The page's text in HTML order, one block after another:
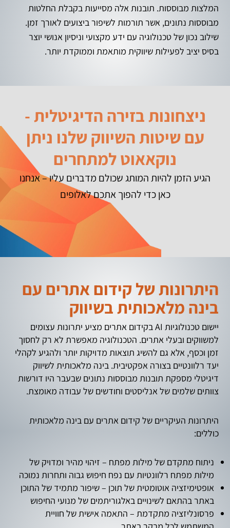
המלצות מבוססות. תובנות אלה מסייעות בקבלת החלטות
מבוססות נתונים, אשר תורמות לשיפור ביצועים לאורך זמן.
שילוב נכון של טכנולוגיה עם ידע מקצועי וניסיון אנושי יוצר
בסיס יציב לפעילות שיווקית מותאמת וממוקדת יותר.
ניצחונות בזירה הדיגיטלית -
עם שיטות השיווק שלנו ניתן
נוקאאוט למתחרים
הגיע הזמן להיות המותג שכולם מדברים עליו – אנחנו
כאן כדי להפוך אתכם לאלופים
היתרונות של קידום אתרים עם
בינה מלאכותית בשיווק
יישום טכנולוגיות AI בקידום אתרים מציע יתרונות עצומים
למשווקים ובעלי אתרים. הטכנולוגיה מאפשרת לא רק לחסוך
זמן וכסף, אלא גם להשיג תוצאות מדויקות יותר ולהגיע לקהלי
יעד רלוונטיים בצורה אפקטיבית. בינה מלאכותית לשיווק
דיגיטלי מספקת תובנות מבוססות נתונים שבעבר היו דורשות
צוותים שלמים של אנליסטים וחודשים של עבודה מאומצת.
היתרונות העיקריים של קידום אתרים עם בינה מלאכותית
כוללים:
ניתוח מתקדם של מילות מפתח – זיהוי מהיר ומדויק של
מילות מפתח רלוונטיות עם נפח חיפוש גבוה ותחרות נמוכה
אופטימיזציה אוטומטית של תוכן – שיפור מתמיד של התוכן
באתר בהתאם לשינויים באלגוריתמים של מנועי החיפוש
פרסונליזציה מתקדמת – התאמה אישית של חוויית